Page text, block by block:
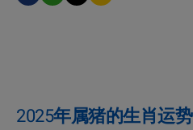
2025年属猪的生肖运势